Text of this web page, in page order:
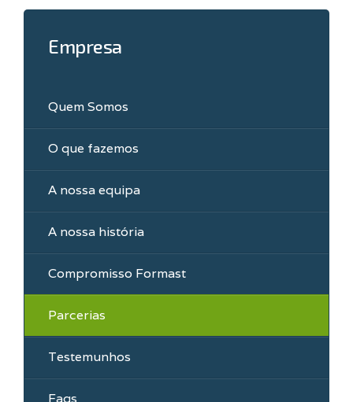
Empresa
Quem Somos
O que fazemos
A nossa equipa
A nossa história
Compromisso Formast
Parcerias
Testemunhos
Faqs